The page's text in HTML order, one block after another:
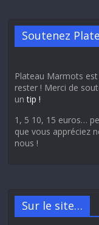
Soutenez
Plateau Marmots
rester ! Merci de
untip !
1, 5 10, 15 euros…
que vous appréciez
nous !
Sur le site…